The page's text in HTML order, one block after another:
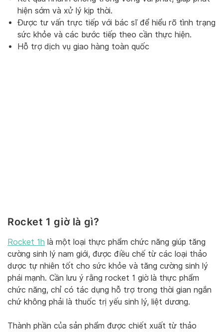
hiện sớm và xử lý kịp thời.
Được tư vấn trực tiếp với bác sĩ để hiểu rõ tình trạng
sức khỏe và các bước tiếp theo cần thực hiện.
Hỗ trợ dịch vụ giao hàng toàn quốc
Rocket 1 giờ là gì?
Rocket 1h là một loại thực phẩm chức năng giúp tăng
cường sinh lý nam giới, được điều chế từ các loại thảo
dược tự nhiên tốt cho sức khỏe và tăng cường sinh lý
phái mạnh. Cần lưu ý rằng rocket 1 giờ là thực phẩm
chức năng, chỉ có tác dụng hỗ trợ trong thời gian ngắn
chứ không phải là thuốc trị yếu sinh lý, liệt dương.
Thành phần của sản phẩm được chiết xuất từ thảo